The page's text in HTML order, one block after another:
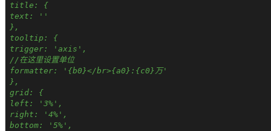
title: {
text: ''
},
tooltip: {
trigger: 'axis',
//在这里设置单位
formatter: '{b0}</br>{a0}:{c0}万'
},
grid: {
left: '3%',
right: '4%',
bottom: '5%',